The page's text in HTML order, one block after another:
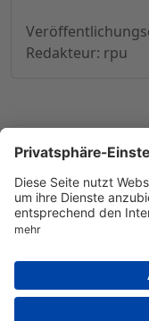
Redakteur: rpu
© 1998-2026by GSC
Datenschutz